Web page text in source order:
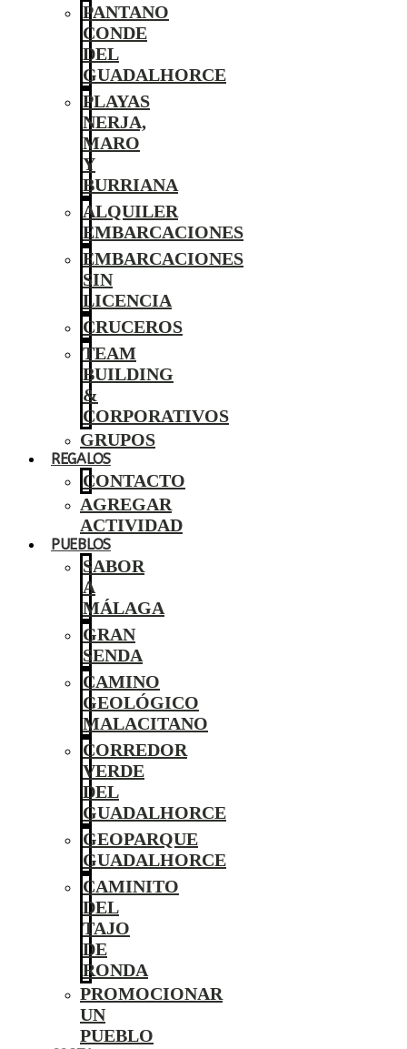
PANTANO
CONDE
DEL
GUADALHORCE
PLAYAS
NERJA,
MARO
Y
BURRIANA
ALQUILER
EMBARCACIONES
EMBARCACIONES
SIN
LICENCIA
CRUCEROS
TEAM
BUILDING
&
CORPORATIVOS
GRUPOS
REGALOS
CONTACTO
AGREGAR
ACTIVIDAD
PUEBLOS
SABOR
A
MÁLAGA
GRAN
SENDA
CAMINO
GEOLÓGICO
MALACITANO
CORREDOR
VERDE
DEL
GUADALHORCE
GEOPARQUE
GUADALHORCE
CAMINITO
DEL
TAJO
DE
RONDA
PROMOCIONAR
UN
PUEBLO